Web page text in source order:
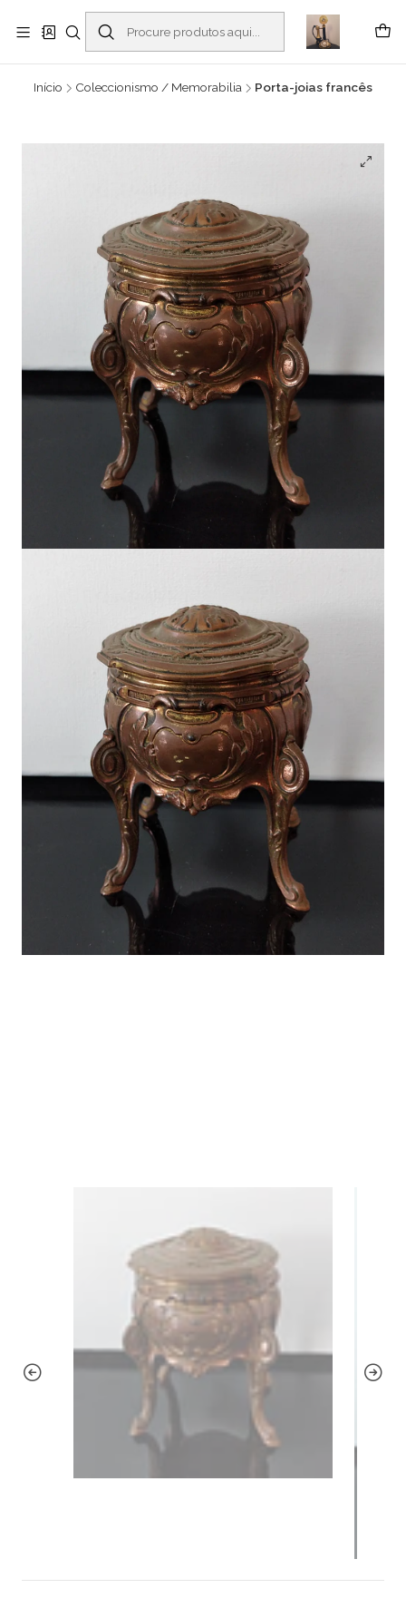
Buscantiguidades - Leilões. Colecionismo e antiguidades em Viana do
Castelo -
Ler mais
Início Coleccionismo / Memorabilia Porta-joias francês